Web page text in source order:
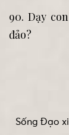
90. Dạy
đảo?
Sống Đạo